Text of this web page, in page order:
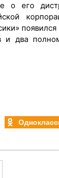
о его
появился
и два